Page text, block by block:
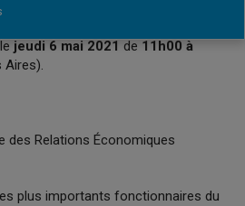
dans un monde post-pandémie
jeudi 6 mai 2021 de 11h00 à
Aires).
des Relations Économiques
plus importants fonctionnaires du